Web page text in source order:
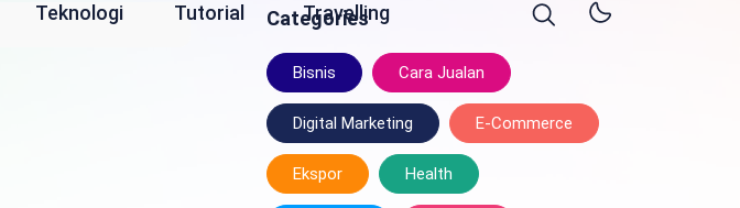
Teknologi Tutorial Travelling
Categories
Bisnis Cara Jualan
Digital Marketing E-Commerce
Ekspor Health